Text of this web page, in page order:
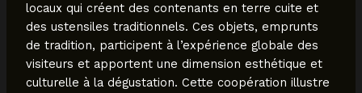
locaux qui créent des contenants en terre cuite et
des ustensiles traditionnels. Ces objets, emprunts
de tradition, participent à l’expérience globale des
visiteurs et apportent une dimension esthétique et
culturelle à la dégustation. Cette coopération illustre